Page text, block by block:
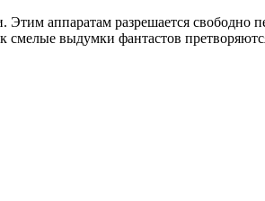
аппаратам разрешается свободно
смелые выдумки фантастов